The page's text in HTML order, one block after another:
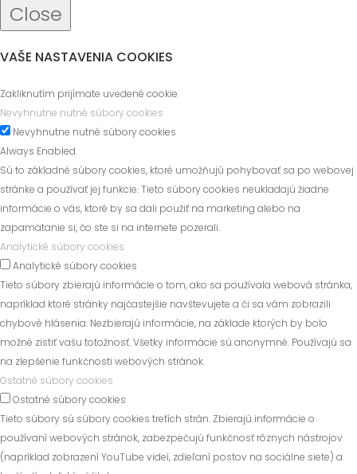
Close
VAŠE NASTAVENIA COOKIES
Zakliknutím prijímate uvedené cookie
Nevyhnutne nutné súbory cookies
Nevyhnutne nutné súbory cookies
Always Enabled
Sú to základné súbory cookies, ktoré umožňujú pohybovať sa po webovej
stránke a používať jej funkcie. Tieto súbory cookies neukladajú žiadne
informácie o vás, ktoré by sa dali použiť na marketing alebo na
zapamätanie si, čo ste si na internete pozerali.
Analytické súbory cookies
Analytické súbory cookies
Tieto súbory zbierajú informácie o tom, ako sa používala webová stránka,
napríklad ktoré stránky najčastejšie navštevujete a či sa vám zobrazili
chybové hlásenia. Nezbierajú informácie, na základe ktorých by bolo
možné zistiť vašu totožnosť. Všetky informácie sú anonymné. Používajú sa
na zlepšenie funkčnosti webových stránok.
Ostatné súbory cookies
Ostatné súbory cookies
Tieto súbory sú súbory cookies tretích strán. Zbierajú informácie o
používaní webových stránok, zabezpečujú funkčnosť rôznych nástrojov
(napríklad zobrazení YouTube videí, zdieľaní postov na sociálne siete) a